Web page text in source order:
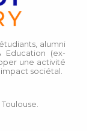
alumni
Education (ex-
une activité
sociétal.